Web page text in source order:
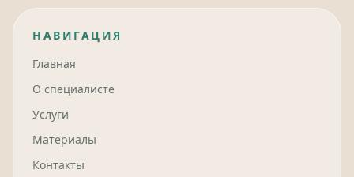
НАВИГАЦИЯ
Главная
О специалисте
Услуги
Материалы
Контакты